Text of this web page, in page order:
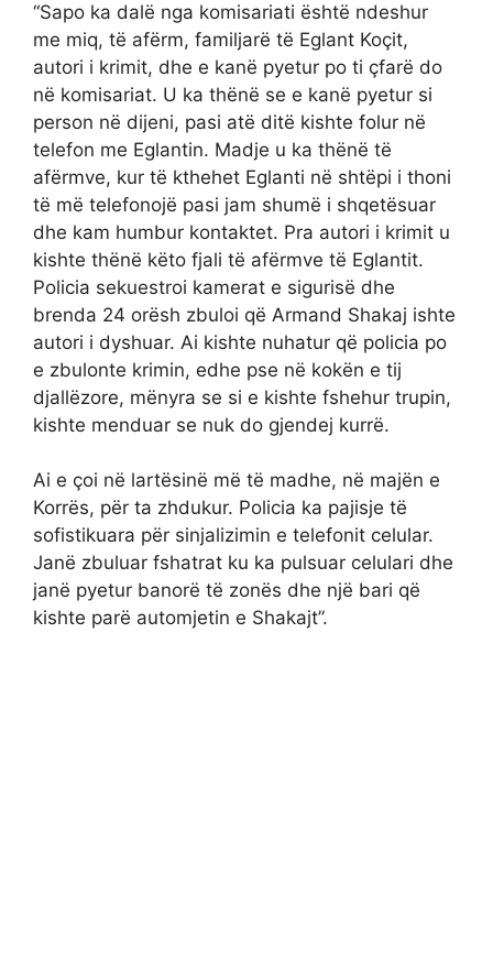
“Sapo ka dalë nga komisariati është ndeshur
me miq, të afërm, familjarë të Eglant Koçit,
autori i krimit, dhe e kanë pyetur po ti çfarë do
në komisariat. U ka thënë se e kanë pyetur si
person në dijeni, pasi atë ditë kishte folur në
telefon me Eglantin. Madje u ka thënë të
afërmve, kur të kthehet Eglanti në shtëpi i thoni
të më telefonojë pasi jam shumë i shqetësuar
dhe kam humbur kontaktet. Pra autori i krimit u
kishte thënë këto fjali të afërmve të Eglantit.
Policia sekuestroi kamerat e sigurisë dhe
brenda 24 orësh zbuloi që Armand Shakaj ishte
autori i dyshuar. Ai kishte nuhatur që policia po
e zbulonte krimin, edhe pse në kokën e tij
djallëzore, mënyra se si e kishte fshehur trupin,
kishte menduar se nuk do gjendej kurrë.
Ai e çoi në lartësinë më të madhe, në majën e
Korrës, për ta zhdukur. Policia ka pajisje të
sofistikuara për sinjalizimin e telefonit celular.
Janë zbuluar fshatrat ku ka pulsuar celulari dhe
janë pyetur banorë të zonës dhe një bari që
kishte parë automjetin e Shakajt”.